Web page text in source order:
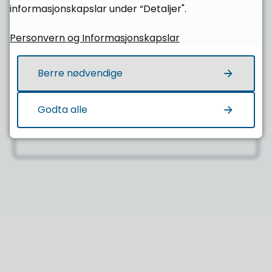
Kontakt
Ronja Voldsund
E-post
Send e-post
Mobil93 05 39 59
informasjonskapslar under “Detaljer".
Personvern og Informasjonskapslar
Berre nødvendige
Godta alle